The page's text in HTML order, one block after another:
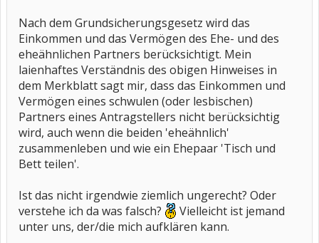
Nach dem Grundsicherungsgesetz wird das
Einkommen und das Vermögen des Ehe- und des
eheähnlichen Partners berücksichtigt. Mein
laienhaftes Verständnis des obigen Hinweises in
dem Merkblatt sagt mir, dass das Einkommen und
Vermögen eines schwulen (oder lesbischen)
Partners eines Antragstellers nicht berücksichtig
wird, auch wenn die beiden 'eheähnlich'
zusammenleben und wie ein Ehepaar 'Tisch und
Bett teilen'.
Ist das nicht irgendwie ziemlich ungerecht? Oder
verstehe ich da was falsch?
Vielleicht ist jemand
unter uns, der/die mich aufklären kann.